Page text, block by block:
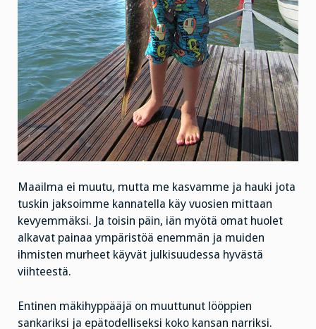
Maailma ei muutu, mutta me kasvamme ja hauki jota
tuskin jaksoimme kannatella käy vuosien mittaan
kevyemmäksi. Ja toisin päin, iän myötä omat huolet
alkavat painaa ympäristöä enemmän ja muiden
ihmisten murheet käyvät julkisuudessa hyvästä
viihteestä.
Entinen mäkihyppääjä on muuttunut lööppien
sankariksi ja epätodelliseksi koko kansan narriksi.